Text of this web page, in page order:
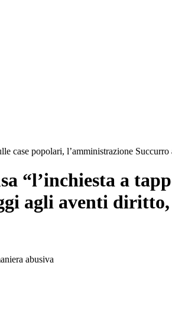
case popolari, l’amministrazione
“l’inchiesta a
agli aventi
abusiva